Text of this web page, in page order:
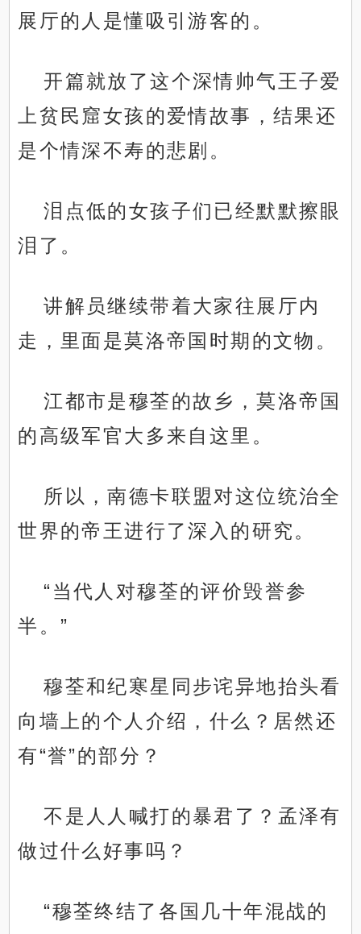
展厅的人是懂吸引游客的。
开篇就放了这个深情帅气王子爱
上贫民窟女孩的爱情故事，结果还
是个情深不寿的悲剧。
泪点低的女孩子们已经默默擦眼
泪了。
讲解员继续带着大家往展厅内
走，里面是莫洛帝国时期的文物。
江都市是穆荃的故乡，莫洛帝国
的高级军官大多来自这里。
所以，南德卡联盟对这位统治全
世界的帝王进行了深入的研究。
“当代人对穆荃的评价毁誉参
半。”
穆荃和纪寒星同步诧异地抬头看
向墙上的个人介绍，什么？居然还
有“誉”的部分？
不是人人喊打的暴君了？孟泽有
做过什么好事吗？
“穆荃终结了各国几十年混战的